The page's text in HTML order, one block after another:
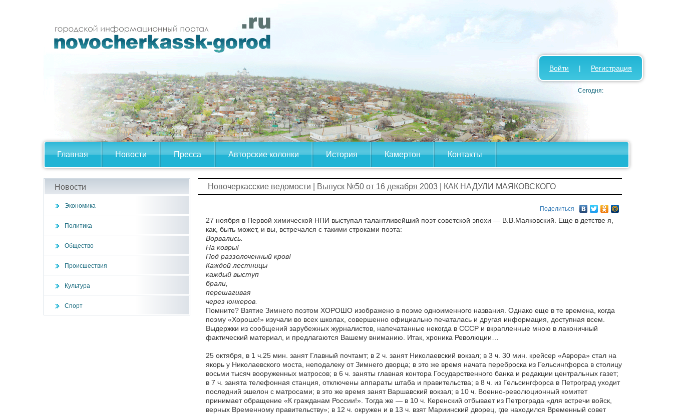
Главная Новости Пресса Авторские колонки История Камертон Контакты
Войти | Регистрация
Сегодня:
Новости
Экономика
Политика
Общество
Происшествия
Культура
Спорт
Новочеркасские ведомости Выпуск №50 от 16 декабря 2003| КАК НАДУЛИ МАЯКОВСКОГО
Поделиться
27 ноября в Первой химической НПИ выступал талантливейший поэт советской эпохи — В.В.Маяковский. Еще в детстве я,
как, быть может, и вы, встречался с такими строками поэта:
Ворвались.
На ковры!
Под раззолоченный кров!
Каждой лестницы
каждый выступ
брали,
перешагивая
через юнкеров.
Помните? Взятие Зимнего поэтом ХОРОШО изображено в поэме одноименного названия. Однако еще в те времена, когда
поэму «Хорошо!» изучали во всех школах, совершенно официально печаталась и другая информация, доступная всем.
Выдержки из сообщений зарубежных журналистов, напечатанные некогда в СССР и вкрапленные мною в лаконичный
фактический материал, и предлагаются Вашему вниманию. Итак, хроника Революции…
25 октября, в 1 ч.25 мин. занят Главный почтамт; в 2 ч. занят Николаевский вокзал; в 3 ч. 30 мин. крейсер «Аврора» стал на
якорь у Николаевского моста, неподалеку от Зимнего дворца; в это же время начата переброска из Гельсингфорса в столицу
восьми тысяч вооруженных матросов; в 6 ч. заняты главная контора Государственного банка и редакции центральных газет;
в 7 ч. занята телефонная станция, отключены аппараты штаба и правительства; в 8 ч. из Гельсингфорса в Петроград уходит
последний эшелон с матросами; в это же время занят Варшавский вокзал; в 10 ч. Военно-революционный комитет
принимает обращение «К гражданам России!». Тогда же — в 10 ч. Керенский отбывает из Петрограда «для встречи войск,
верных Временному правительству»; в 12 ч. окружен и в 13 ч. взят Мариинский дворец, где находился Временный совет